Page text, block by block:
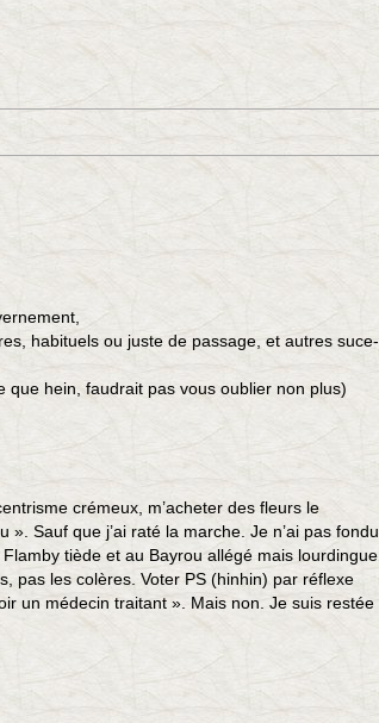
habituels ou juste de passage, et autres suce-
que hein, faudrait pas vous oublier non plus)
crémeux, m’acheter des fleurs le
Sauf que j’ai raté la marche. Je n’ai pas fondu
tiède et au Bayrou allégé mais lourdingue.
pas les colères. Voter PS (hinhin) par réflexe
un médecin traitant ». Mais non. Je suis restée